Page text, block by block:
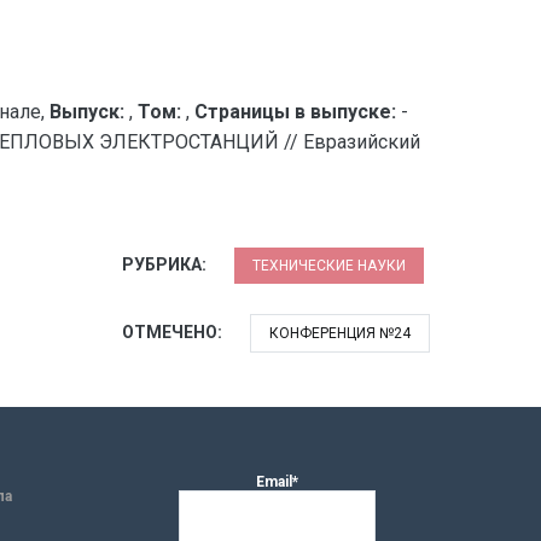
Выпуск: , Том: , Страницы в выпуске: -
ЭЛЕКТРОСТАНЦИЙ // Евразийский
РУБРИКА: ТЕХНИЧЕСКИЕ НАУКИ
ОТМЕЧЕНО: КОНФЕРЕНЦИЯ №24
Email*